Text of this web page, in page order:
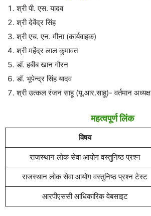
श्री पी. एस. यादव
श्री देवेंद्र सिंह
श्री एच. एन. मीना (कार्यवाहक)
श्री महेंद्र लाल कुमावत
डॉ. हबीब खान गौरन
डॉ. भूपेन्द्र सिंह यादव
श्री उत्कल रंजन साहू (यू.आर.साहू)- वर्तमान अध्यक्ष
महत्वपूर्ण लिंक
विषय
राजस्थान लोक सेवा आयोग वस्तुनिष्ठ प्रश्न
राजस्थान लोक सेवा आयोग वस्तुनिष्ठ प्रश्न टेस्ट
आरपीएससी आधिकारिक वेबसाइट